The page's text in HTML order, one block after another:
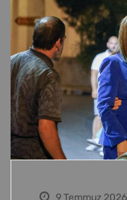
9 Temmuz 2026